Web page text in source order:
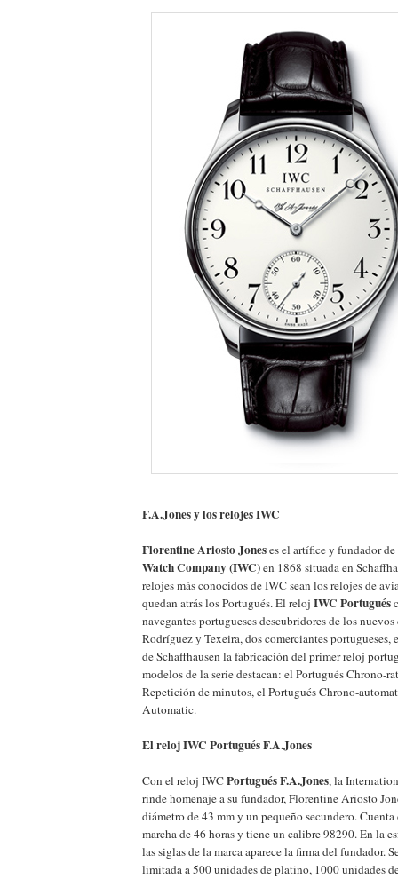
F.A.Jones y los relojes IWC
Florentine Ariosto Joneses el artífice y fundador
Watch Company (IWC)en 1868 situada en
relojes más conocidos de IWC sean los relojes de
quedan atrás los Portugués. El reloj IWC Portugués
navegantes portugueses descubridores de los
Rodríguez y Texeira, dos comerciantes portugueses,
de Schaffhausen la fabricación del primer reloj
modelos de la serie destacan: el Portugués Chrono-
Repetición de minutos, el Portugués Chrono-
Automatic.
El reloj IWC Portugués F.A.Jones
Con el reloj IWCPortugués F.A.Jones, la
rinde homenaje a su fundador, Florentine Ariosto
diámetro de 43 mm y un pequeño secundero. Cuenta
marcha de 46 horas y tiene un calibre 98290. En la
las siglas de la marca aparece la firma del fundador.
limitada a 500 unidades de platino, 1000 unidades